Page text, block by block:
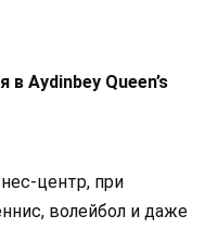
Aydinbey Queen’s
центр, при
волейбол и даже